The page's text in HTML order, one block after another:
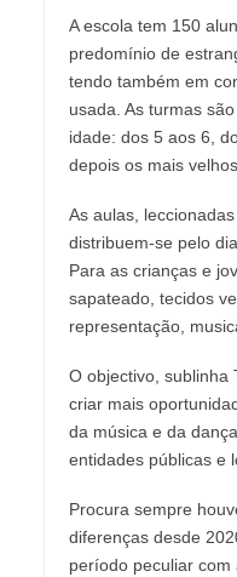
A escola tem 150
predomínio de
tendo também em
usada. As turmas
idade: dos 5 aos 6,
depois os mais
As aulas,
distribuem-se pelo
Para as crianças e
sapateado, tecidos
representação,
O objectivo, sublinha
criar mais
da música e da
entidades públicas e
Procura sempre
diferenças desde
período peculiar